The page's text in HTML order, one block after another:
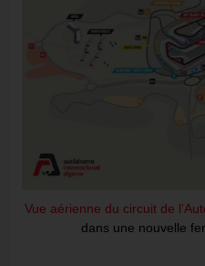
Vue aérienne du circuit de
dans une nouvelle